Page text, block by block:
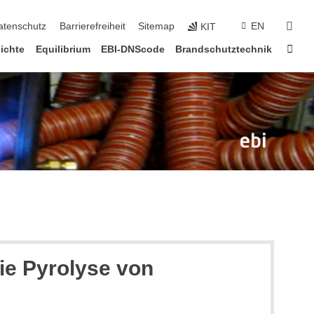
Barrierefreiheit Sitemap KIT EN
Equilibrium EBI-DNScode Brandschutztechnik
Pyrolyse von